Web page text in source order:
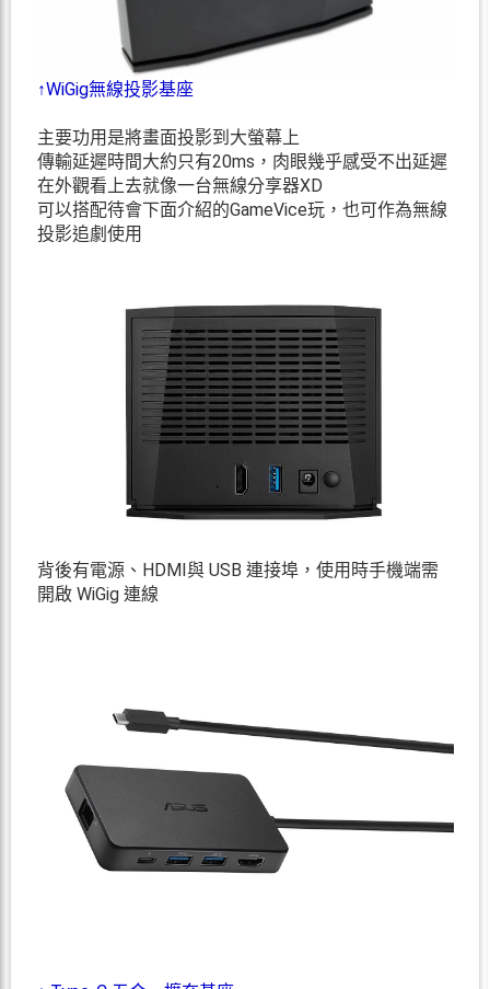
↑WiGig無線投影基座
主要功用是將畫面投影到大螢幕上
傳輸延遲時間大約只有20ms，肉眼幾乎感受不出延遲
在外觀看上去就像一台無線分享器XD
可以搭配待會下面介紹的GameVice玩，也可作為無線
投影追劇使用
背後有電源、HDMI與 USB 連接埠，使用時手機端需
開啟 WiGig 連線